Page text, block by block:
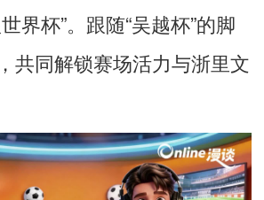
界杯”。跟随“吴越杯”的脚
共同解锁赛场活力与浙里文